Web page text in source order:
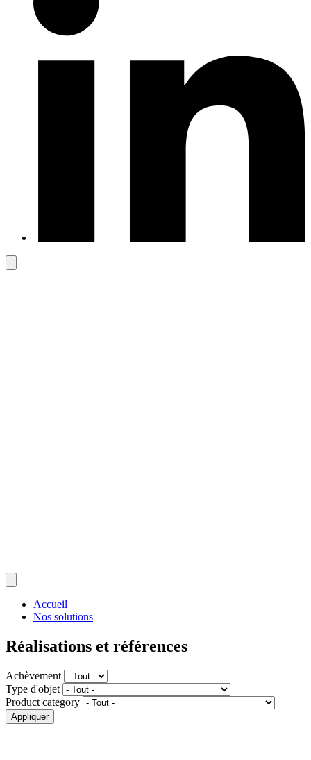
Accueil
Nos solutions
Réalisations et références
Achèvement
Type d'objet
Product category